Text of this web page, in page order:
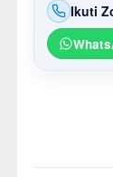
Ikuti